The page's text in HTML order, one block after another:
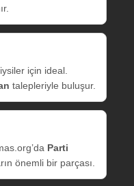
için ideal.
talepleriyle buluşur.
Parti
önemli bir parçası.